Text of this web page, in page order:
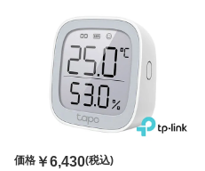
価格 ￥6,430(税込)